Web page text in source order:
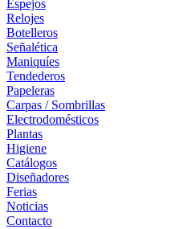
Espejos
Relojes
Botelleros
Señalética
Maniquíes
Tendederos
Papeleras
Carpas / Sombrillas
Electrodomésticos
Plantas
Higiene
Catálogos
Diseñadores
Ferias
Noticias
Contacto